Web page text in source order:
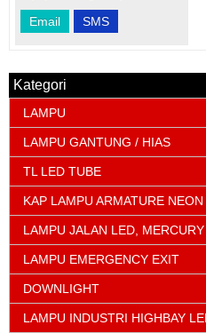
Email SMS
Kategori
LAMPU
LAMPU GANTUNG / HIAS
TL LED TUBE
KAP LAMPU ARMATURE NEON
LAMPU JALAN LED,
LAMPU EMERGENCY EXIT
DOWNLIGHT
LAMPU INDUSTRI HIGHBAY